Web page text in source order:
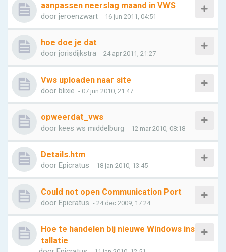
aanpassen neerslag maand in VWS
door jeroenzwart - 16 jun 2011, 04:51
hoe doe je dat
door jorisdijkstra - 24 apr 2011, 21:27
Vws uploaden naar site
door blixie - 07 jun 2010, 21:47
opweerdat_vws
door kees ws middelburg - 12 mar 2010, 08:18
Details.htm
door Epicratus - 18 jan 2010, 13:45
Could not open Communication Port
door Epicratus - 24 dec 2009, 17:24
Hoe te handelen bij nieuwe Windows ins
tallatie